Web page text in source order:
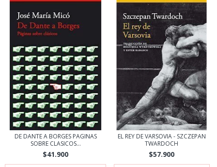
DE DANTE A BORGES PAGINAS
SOBRE CLASICOS...
$41.900
EL REY DE VARSOVIA - SZCZEPAN
TWARDOCH
$57.900